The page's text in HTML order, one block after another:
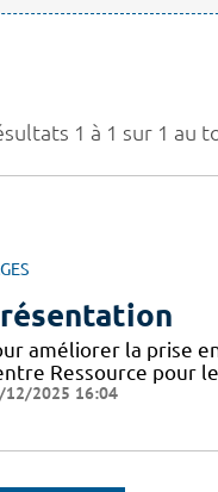
1 à 1 sur 1 au
améliorer la prise
Ressource pour
12/2025 16:04